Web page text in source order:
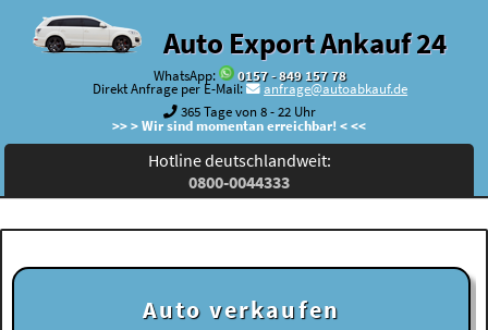
Auto Export Ankauf 24
WhatsApp:
0157 - 849 157 78
Direkt Anfrage per E-Mail:
anfrage@autoabkauf.de
365 Tage von 8 - 22 Uhr
>> > Wir sind momentan erreichbar! < <<
Hotline deutschlandweit:
0800-0044333
Auto verkaufen